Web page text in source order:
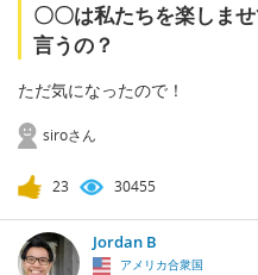
〇〇は私たちを楽しま
言うの？
ただ気になったので！
siroさん
23 30455
Jordan B
アメリカ合衆国